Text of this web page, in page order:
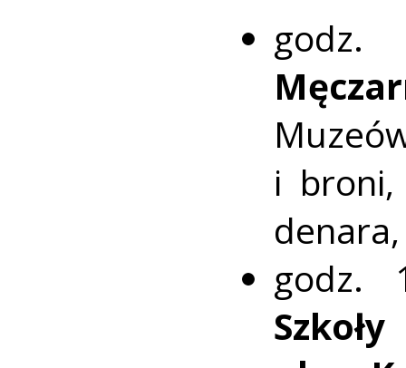
i broni,
denara,
godz.